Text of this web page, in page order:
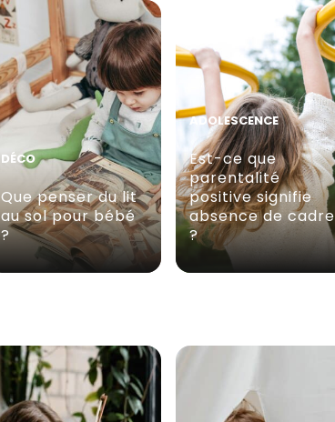
DÉCO
Que penser du lit
au sol pour bébé
?
ADOLESCENCE
Est-ce que
parentalité
positive signifie
absence de cadre
?